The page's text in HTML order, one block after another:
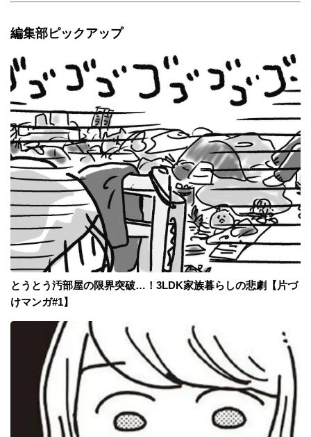
編集部ピックアップ
とうとう汚部屋の限界突破…！3LDK家族暮らしの悲劇【片づ
けマンガ#1】